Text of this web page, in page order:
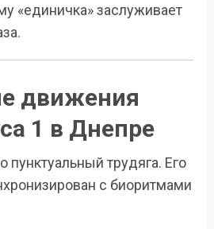
«единичка» заслуживает
движения
1 в Днепре
пунктуальный трудяга. Его
с биоритмами